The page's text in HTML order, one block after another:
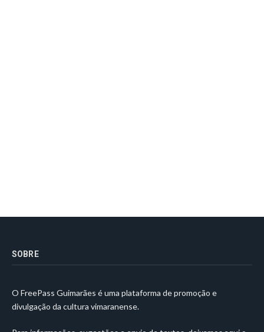
SOBRE
O FreePass Guimarães é uma plataforma de promoção e
divulgação da cultura vimaranense.